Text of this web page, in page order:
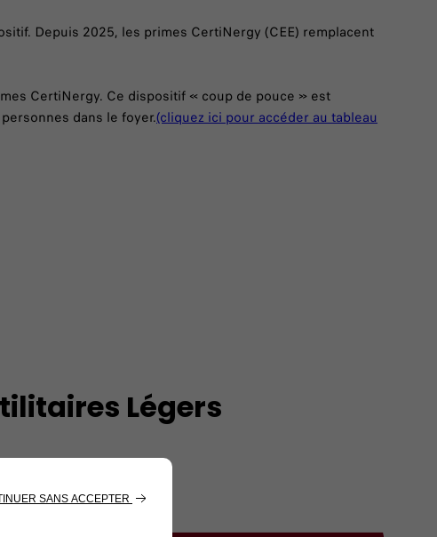
Depuis 2025, les primes CertiNergy (CEE) remplacent
CertiNergy. Ce dispositif « coup de pouce » est
dans le foyer.(cliquez ici pour accéder au tableau
Légers